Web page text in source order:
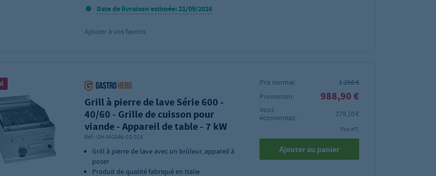
Date de livraison estimée: 21/09/2026
Ajouter à vos favoris
Grill à pierre de lave Série 600 -
40/60 - Grille de cuisson pour
viande - Appareil de table - 7 kW
Réf.: GH-MG046-03-014
Grill à pierre de lave avec un brûleur, appareil à
poser
Produit de qualité fabriqué en Italie
Prix normal:
1.268 €
Promotion:
988,90 €
Vous
économisez:
279,10 €
Prix HT,
Ajouter au panier